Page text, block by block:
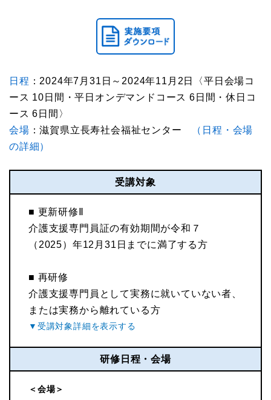
日程 ：2024年7月31日～2024年11月2日〈平日会場コ
ース 10日間・平日オンデマンドコース 6日間・休日コ
ース 6日間〉
会場 ：滋賀県立長寿社会福祉センター
（日程・会場
の詳細）
受講対象
■ 更新研修Ⅱ
介護支援専門員証の有効期間が令和７
（2025）年12月31日までに満了する方
■ 再研修
介護支援専門員として実務に就いていない者、
または実務から離れている方
研修日程・会場
＜会場＞